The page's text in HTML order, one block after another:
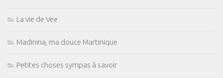
La vie de Vee
Madinina, ma douce Martinique
Petites choses sympas à savoir